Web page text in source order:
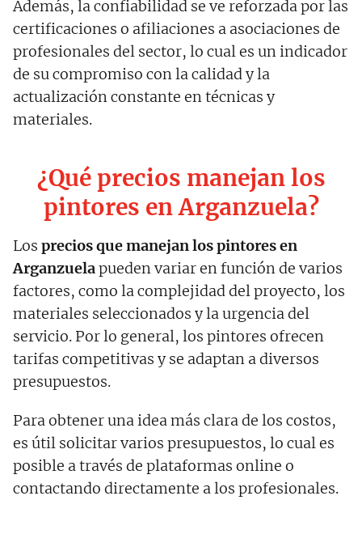
Además, la confiabilidad se ve reforzada por las
certificaciones o afiliaciones a asociaciones de
profesionales del sector, lo cual es un indicador
de su compromiso con la calidad y la
actualización constante en técnicas y
materiales.
¿Qué precios manejan los
pintores en Arganzuela?
Los precios que manejan los pintores en
Arganzuelapueden variar en función de varios
factores, como la complejidad del proyecto, los
materiales seleccionados y la urgencia del
servicio. Por lo general, los pintores ofrecen
tarifas competitivas y se adaptan a diversos
presupuestos.
Para obtener una idea más clara de los costos,
es útil solicitar varios presupuestos, lo cual es
posible a través de plataformas online o
contactando directamente a los profesionales.